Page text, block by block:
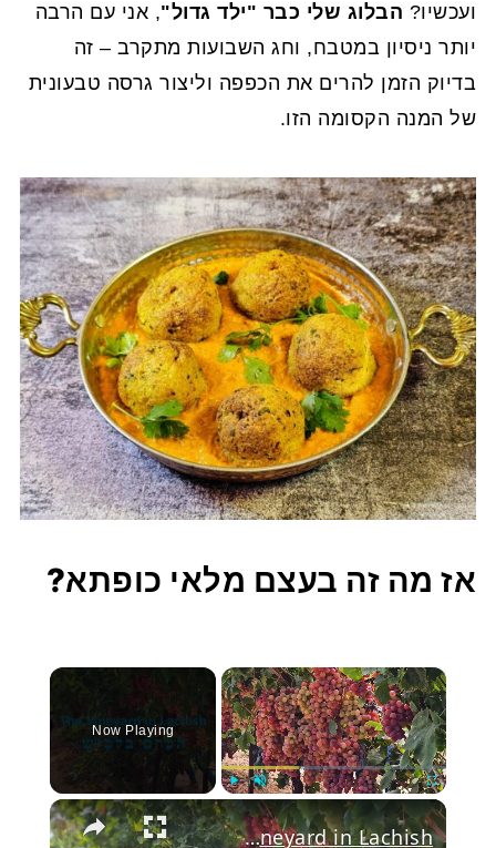
ועכשיו? הבלוג שלי כבר "ילד גדול", אני עם הרבה
יותר ניסיון במטבח, וחג השבועות מתקרב – זה
בדיוק הזמן להרים את הכפפה וליצור גרסה טבעונית
של המנה הקסומה הזו.
אז מה זה בעצם מלאי כופתא?
×
Play Unmute
Now Playing
The vineyard in Lachish